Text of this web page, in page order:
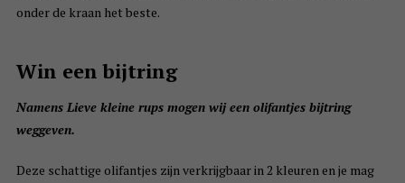
onder de kraan het beste.
Win een bijtring
Namens Lieve kleine rups mogen wij een olifantjes bijtring
weggeven.
Deze schattige olifantjes zijn verkrijgbaar in 2 kleuren en je mag